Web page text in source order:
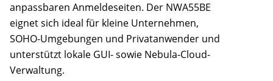
anpassbaren Anmeldeseiten. Der NWA55BE
eignet sich ideal für kleine Unternehmen,
SOHO-Umgebungen und Privatanwender und
unterstützt lokale GUI- sowie Nebula-Cloud-
Verwaltung.